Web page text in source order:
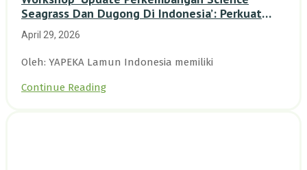
Seagrass Dan Dugong Di Indonesia’: Perkuat
Dasar Ilmiah Dan Kolaborasi Konservasi
April 29, 2026
Oleh: YAPEKA Lamun Indonesia memiliki
Continue Reading